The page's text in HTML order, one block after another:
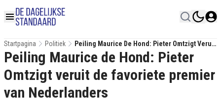
Startpagina Politiek
Peiling Maurice De Hond: Pieter Omtzigt Veruit
De Favoriete Premier Van Nederlanders
Peiling Maurice de Hond: Pieter
Omtzigt veruit de favoriete premier
van Nederlanders